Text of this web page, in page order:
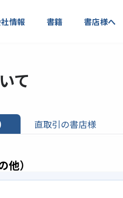
情報 書籍 書店様へ
て
直取引の書店様
）